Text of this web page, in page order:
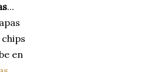
...
en